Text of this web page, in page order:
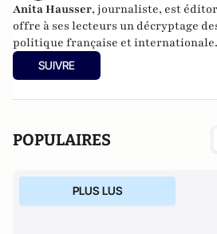
Anita Hausser, journaliste, est
offre à ses lecteurs un décryptage
politique française et
publiéSarkozy, itinéraire d'une
l'Archipel, 2003). Elle a également
SUIVRE
POPULAIRES
PLUS LUS